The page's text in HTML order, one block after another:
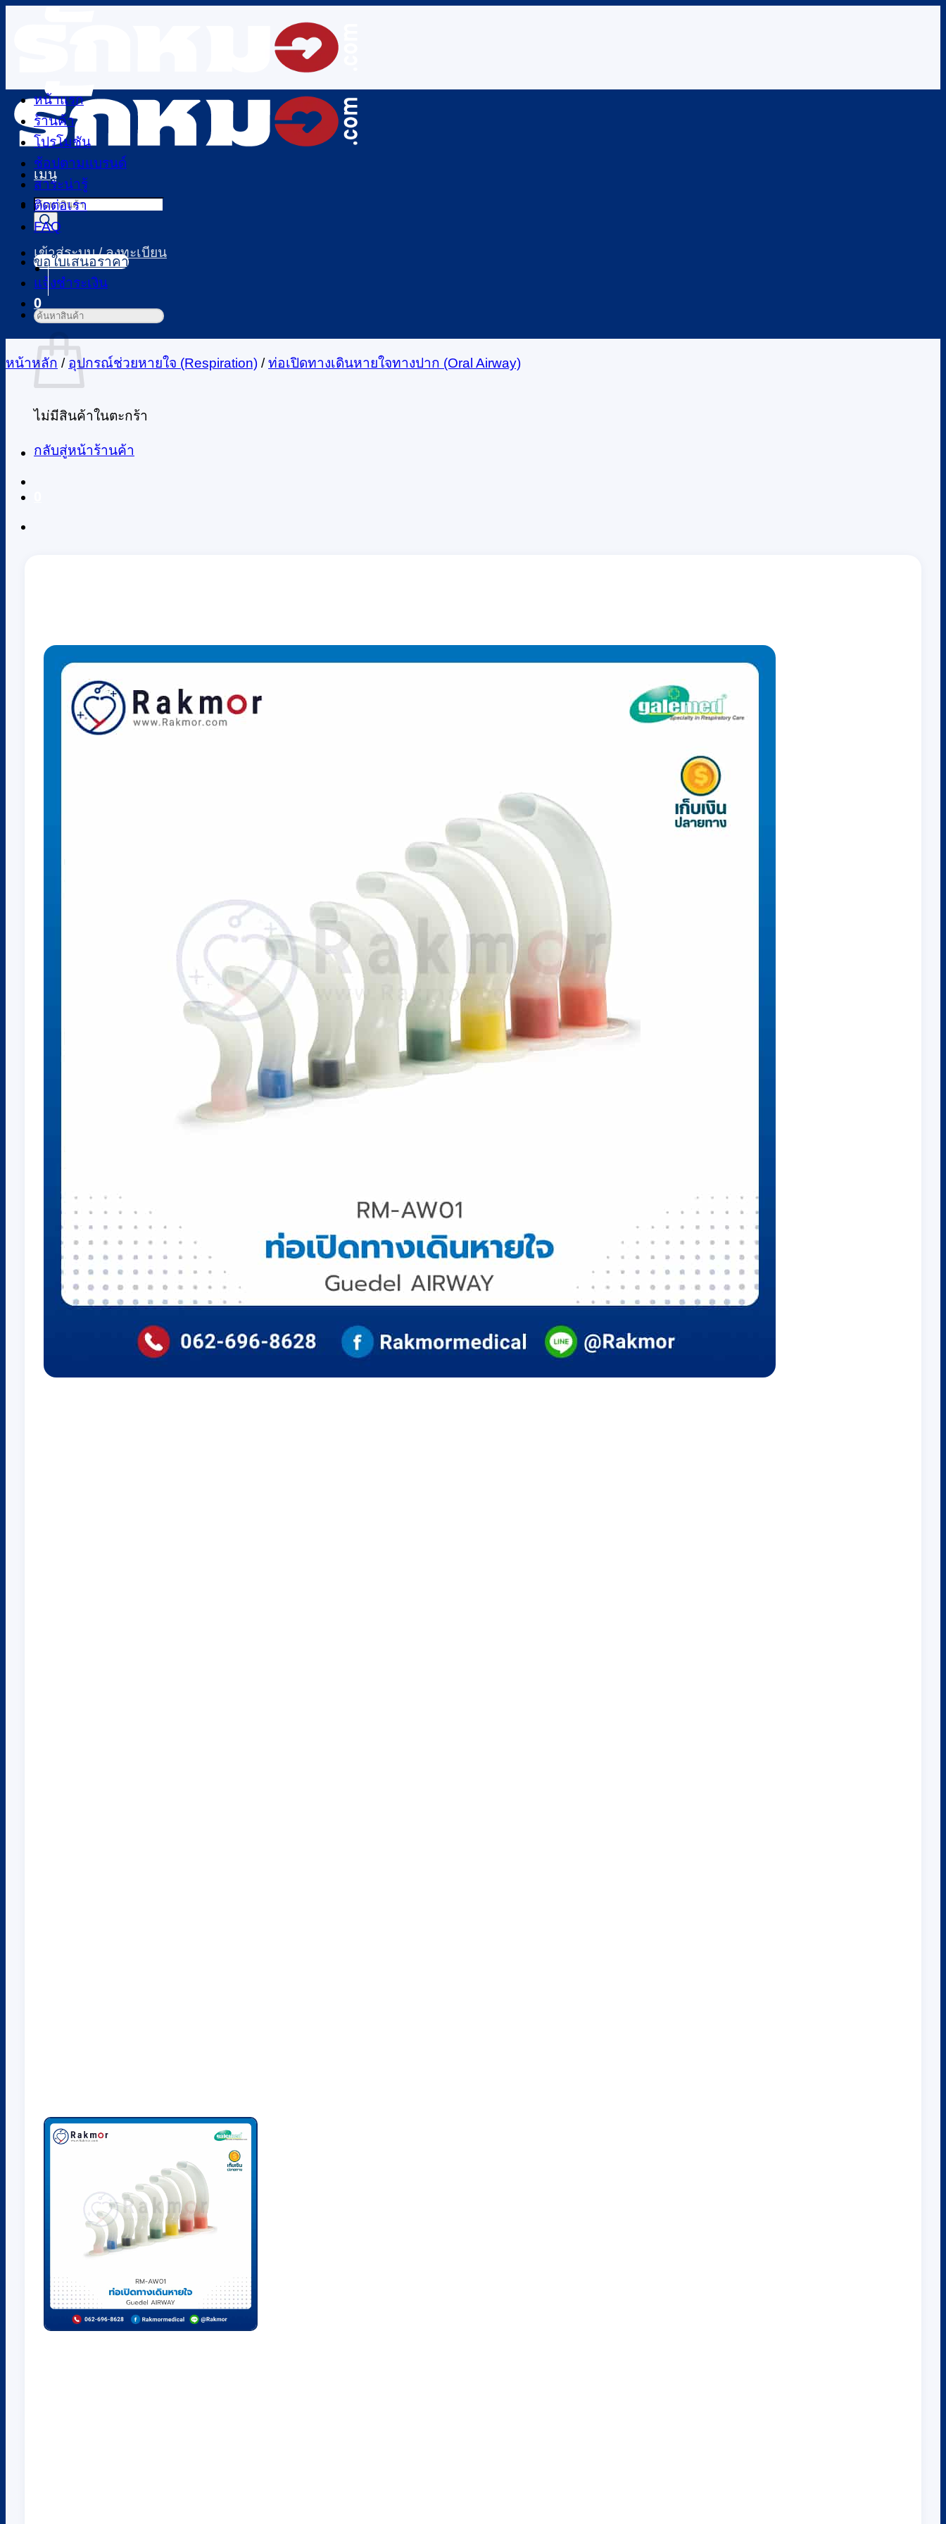
เมนู
Products
search
เข้าสู่ระบบ / ลงทะเบียน
0
ตะกร้าสินค้า
ไม่มีสินค้าในตะกร้า
กลับสู่หน้าร้านค้า
หน้าแรก
ร้านค้า
โปรโมชัน
ช้อปตามแบรนด์
สาระน่ารู้
ติดต่อเรา
FAQ
ขอใบเสนอราคา
แจ้งชำระเงิน
ค้นหา:
หน้าหลัก / อุปกรณ์ช่วยหายใจ (Respiration) / ท่อเปิดทางเดินหายใจทางปาก (Oral Airway)